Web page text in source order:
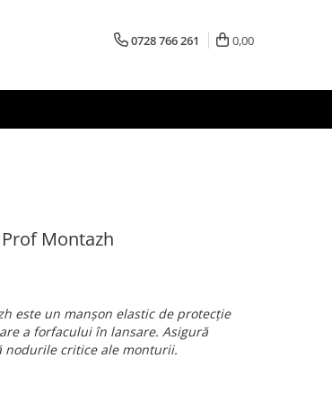
0728 766 261 0,00
Montazh
este un manșon elastic de protecție
a forfacului în lansare. Asigură
critice ale monturii.